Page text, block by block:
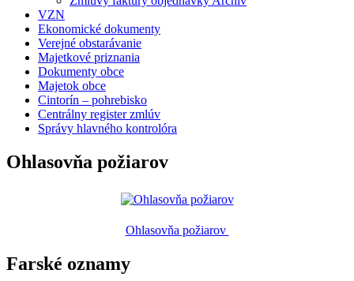
VZN
Ekonomické dokumenty
Verejné obstarávanie
Majetkové priznania
Dokumenty obce
Majetok obce
Cintorín – pohrebisko
Centrálny register zmlúv
Správy hlavného kontrolóra
Ohlasovňa požiarov
Ohlasovňa požiarov
Farské oznamy